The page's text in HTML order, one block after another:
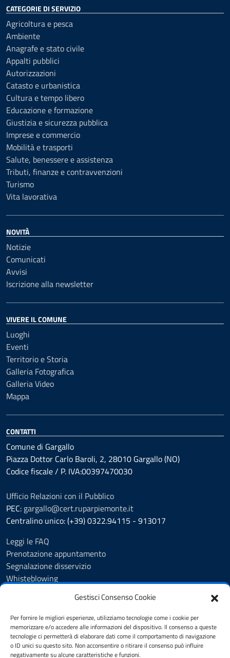
Gestisci Consenso Cookie
Per fornire le migliori esperienze, utilizziamo tecnologie come i cookie per
memorizzare e/o accedere alle informazioni del dispositivo. Il consenso a queste
tecnologie ci permetterà di elaborare dati come il comportamento di navigazione
o ID unici su questo sito. Non acconsentire o ritirare il consenso può influire
negativamente su alcune caratteristiche e funzioni.
CATEGORIE DI SERVIZIO
Agricoltura e pesca
Ambiente
Anagrafe e stato civile
Appalti pubblici
Autorizzazioni
Catasto e urbanistica
Cultura e tempo libero
Educazione e formazione
Giustizia e sicurezza pubblica
Imprese e commercio
Mobilità e trasporti
Salute, benessere e assistenza
Tributi, finanze e contravvenzioni
Turismo
Vita lavorativa
NOVITÀ
Notizie
Comunicati
Avvisi
Iscrizione alla newsletter
VIVERE IL COMUNE
Luoghi
Eventi
Territorio e Storia
Galleria Fotografica
Galleria Video
Mappa
CONTATTI
Comune di Gargallo
Piazza Dottor Carlo Baroli, 2, 28010 Gargallo (NO)
Codice fiscale / P. IVA:00397470030
Ufficio Relazioni con il Pubblico
PEC: gargallo@cert.ruparpiemonte.it
Centralino unico: (+39) 0322.94115 - 913017
Leggi le FAQ
Prenotazione appuntamento
Segnalazione disservizio
Whisteblowing
Albo Pretorio
Informativa privacy
Note legali
Dichiarazione di accessibilità